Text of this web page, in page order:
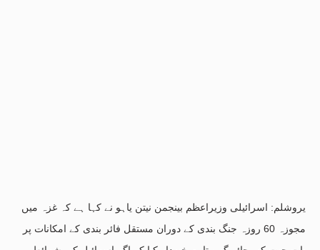
یروشلم: اسرائیلی وزیراعظم بینجمن نیتن یاہو نے کہا ہے کہ غزہ میں
مجوزہ 60 روزہ جنگ بندی کے دوران مستقل فائر بندی کے امکانات پر